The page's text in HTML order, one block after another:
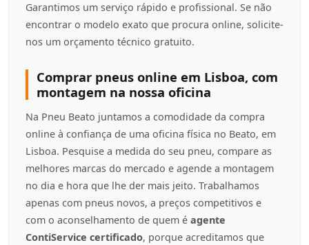
Garantimos um serviço rápido e profissional. Se não
encontrar o modelo exato que procura online, solicite-
nos um orçamento técnico gratuito.
Comprar pneus online em Lisboa, com
montagem na nossa oficina
Na Pneu Beato juntamos a comodidade da compra
online à confiança de uma oficina física no Beato, em
Lisboa. Pesquise a medida do seu pneu, compare as
melhores marcas do mercado e agende a montagem
no dia e hora que lhe der mais jeito. Trabalhamos
apenas com pneus novos, a preços competitivos e
com o aconselhamento de quem é agente
ContiService certificado, porque acreditamos que